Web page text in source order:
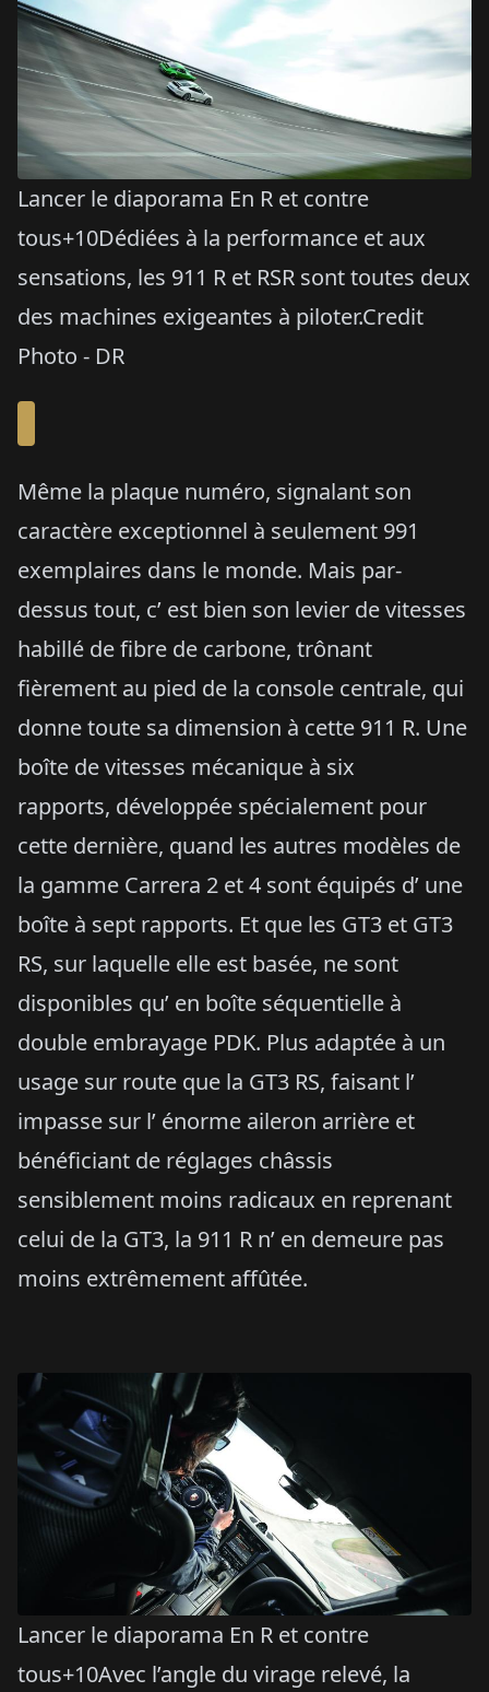
Lancer le diaporama En R et contre
tous+10Dédiées à la performance et aux
sensations, les 911 R et RSR sont toutes deux
des machines exigeantes à piloter.Credit
Photo - DR
Même la plaque numéro, signalant son
caractère exceptionnel à seulement 991
exemplaires dans le monde. Mais par-
dessus tout, c’ est bien son levier de vitesses
habillé de fibre de carbone, trônant
fièrement au pied de la console centrale, qui
donne toute sa dimension à cette 911 R. Une
boîte de vitesses mécanique à six
rapports, développée spécialement pour
cette dernière, quand les autres modèles de
la gamme Carrera 2 et 4 sont équipés d’ une
boîte à sept rapports. Et que les GT3 et GT3
RS, sur laquelle elle est basée, ne sont
disponibles qu’ en boîte séquentielle à
double embrayage PDK. Plus adaptée à un
usage sur route que la GT3 RS, faisant l’
impasse sur l’ énorme aileron arrière et
bénéficiant de réglages châssis
sensiblement moins radicaux en reprenant
celui de la GT3, la 911 R n’ en demeure pas
moins extrêmement affûtée.
Lancer le diaporama En R et contre
tous+10Avec l’angle du virage relevé, la